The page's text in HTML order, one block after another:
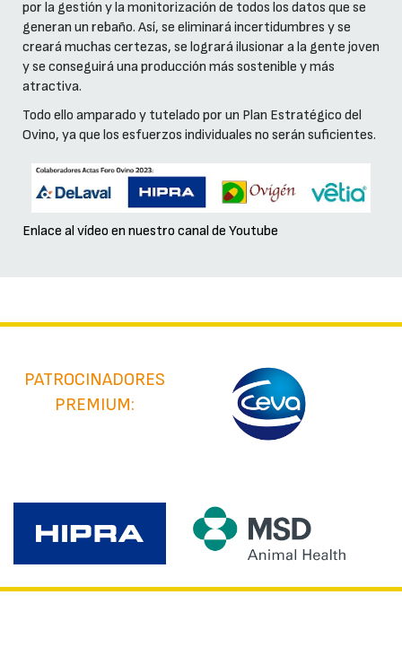
por la gestión y la monitorización de todos los datos que se
generan un rebaño. Así, se eliminará incertidumbres y se
creará muchas certezas, se logrará ilusionar a la gente joven
y se conseguirá una producción más sostenible y más
atractiva.
Todo ello amparado y tutelado por un Plan Estratégico del
Ovino, ya que los esfuerzos individuales no serán suficientes.
Enlace al vídeo en nuestro canal de Youtube
PATROCINADORES
PREMIUM: